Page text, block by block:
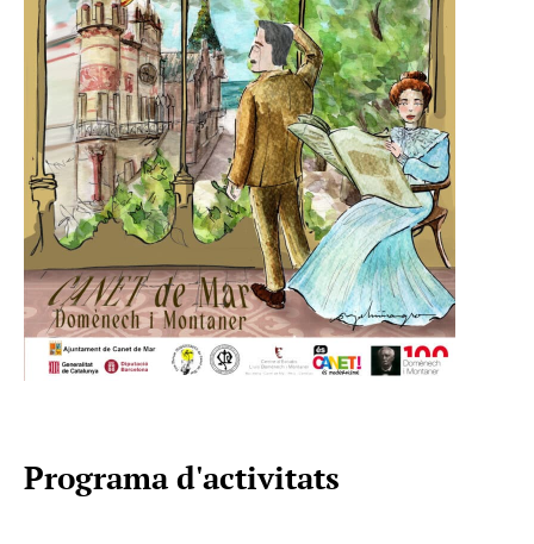
Programa d'activitats